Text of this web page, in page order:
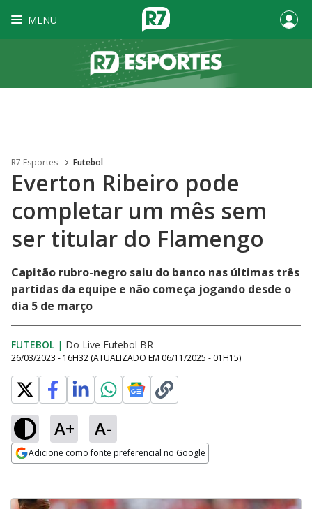
MENU
R7 Esportes Futebol
Everton Ribeiro pode
completar um mês sem
ser titular do Flamengo
Capitão rubro-negro saiu do banco nas últimas três
partidas da equipe e não começa jogando desde o
dia 5 de março
FUTEBOL | Do Live Futebol BR
26/03/2023 - 16H32 (ATUALIZADO EM 06/11/2025 - 01H15)
A+ A-
Adicione como fonte preferencial no Google